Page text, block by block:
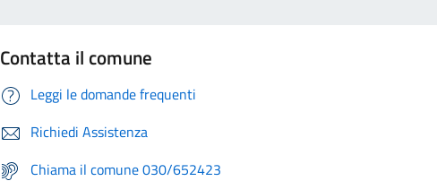
Contatta il comune
Leggi le domande frequenti
Richiedi Assistenza
Chiama il comune 030/652423